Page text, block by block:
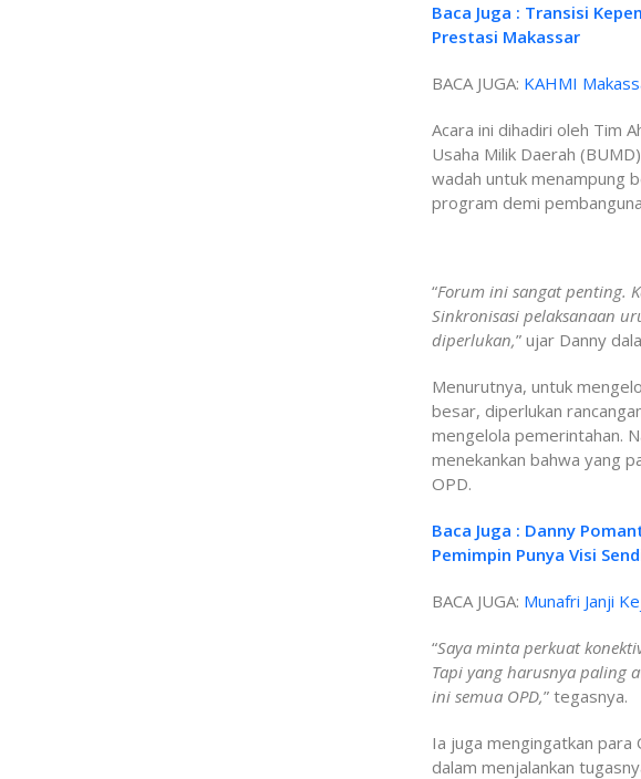
Baca Juga : Transisi
Prestasi Makassar
BACA JUGA: KAHMI
Acara ini dihadiri oleh Tim
Usaha Milik Daerah
wadah untuk menampung
program demi
“Forum ini sangat penting.
Sinkronisasi pelaksanaan
diperlukan,” ujar Danny
Menurutnya, untuk
besar, diperlukan
mengelola pemerintahan.
menekankan bahwa yang
OPD.
Baca Juga : Danny
Pemimpin Punya Visi
BACA JUGA: Munafri Janji
“Saya minta perkuat
Tapi yang harusnya paling
ini semua OPD,” tegasnya.
Ia juga mengingatkan
dalam menjalankan